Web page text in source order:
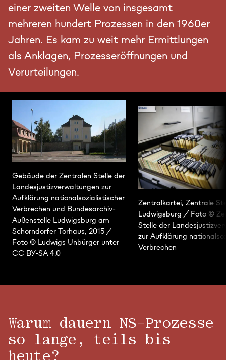
einer zweiten Welle von insgesamt
mehreren hundert Prozessen in den 1960er
Jahren. Es kam zu weit mehr Ermittlungen
als Anklagen, Prozesseröffnungen und
Verurteilungen.
Gebäude der Zentralen Stelle der
Landesjustizverwaltungen zur
Aufklärung nationalsozialistischer
Verbrechen und Bundesarchiv-
Außenstelle Ludwigsburg am
Schorndorfer Torhaus, 2015 /
Foto © Ludwigs Unbürger unter
CC BY-SA 4.0
Zentralkartei, Zentrale
Ludwigsburg / Foto ©
Stelle der
zur Aufklärung
Verbrechen
Warum dauern NS-Prozesse
so lange, teils bis